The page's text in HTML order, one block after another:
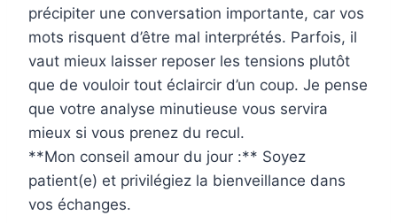
précipiter une conversation importante, car vos
mots risquent d’être mal interprétés. Parfois, il
vaut mieux laisser reposer les tensions plutôt
que de vouloir tout éclaircir d’un coup. Je pense
que votre analyse minutieuse vous servira
mieux si vous prenez du recul.
**Mon conseil amour du jour :** Soyez
patient(e) et privilégiez la bienveillance dans
vos échanges.